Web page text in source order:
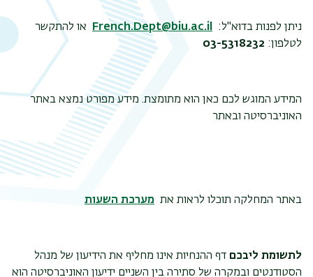
ניתן לפנות בדוא"ל: French.Dept@biu.ac.il או להתקשר
לטלפון: 03-5318232
המידע המוגש לכם כאן הוא מתומצת. מידע מפורט נמצא באתר
האוניברסיטה ובאתר
באתר המחלקה תוכלו לראות את מערכת השעות
לתשומת ליבכם דף ההנחיות אינו מחליף את הידיעון של מנהל
הסטודנטים ובמקרה של סתירה בין השניים ידיעון האוניברסיטה הוא